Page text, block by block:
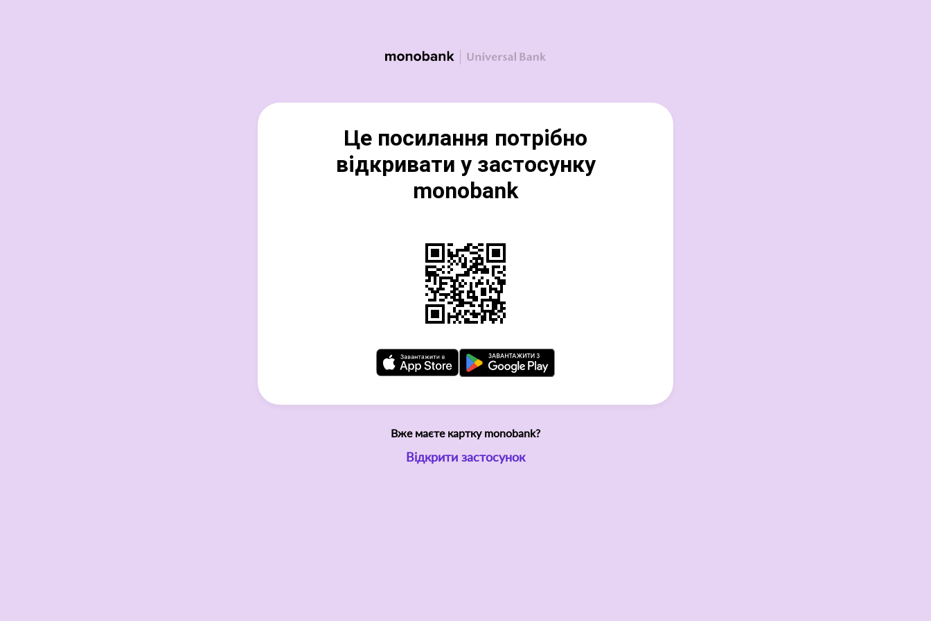
Це посилання потрібно
відкривати у застосунку
monobank
Вже маєте картку monobank?
Відкрити застосунок